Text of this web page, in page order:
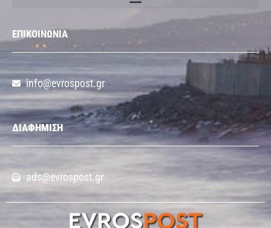
ΕΠΙΚΟΙΝΩΝΙΑ
info@evrospost.gr
ΔΙΑΦΗΜΙΣΗ
ads@evrospost.gr